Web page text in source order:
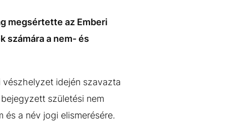
megsértette az Emberi
számára a nem- és
idején szavazta
születési nem
a név jogi elismerésére.